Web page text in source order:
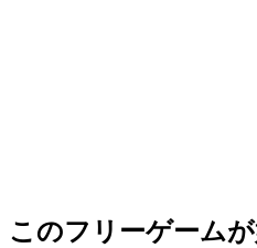
このフリーゲーム